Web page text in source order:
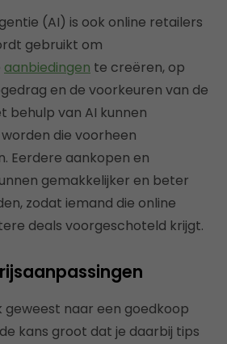
(AI) is ook online retailers
gebruikt om
aanbiedingen te creëren, op
en de voorkeuren van de
behulp van AI kunnen
die voorheen
Eerdere aankopen en
gemakkelijker en beter
zodat iemand die online
deals voorgeschoteld krijgt.
geweest naar een goedkoop
kans groot dat je daarbij tips